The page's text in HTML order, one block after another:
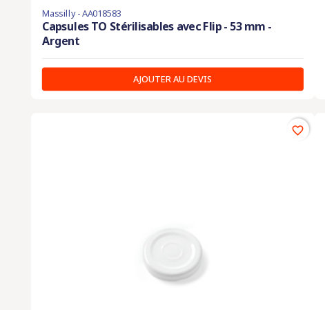
Massilly - AA018583
Capsules TO Stérilisables avec Flip - 53 mm -
Argent
AJOUTER AU DEVIS
favorite_border